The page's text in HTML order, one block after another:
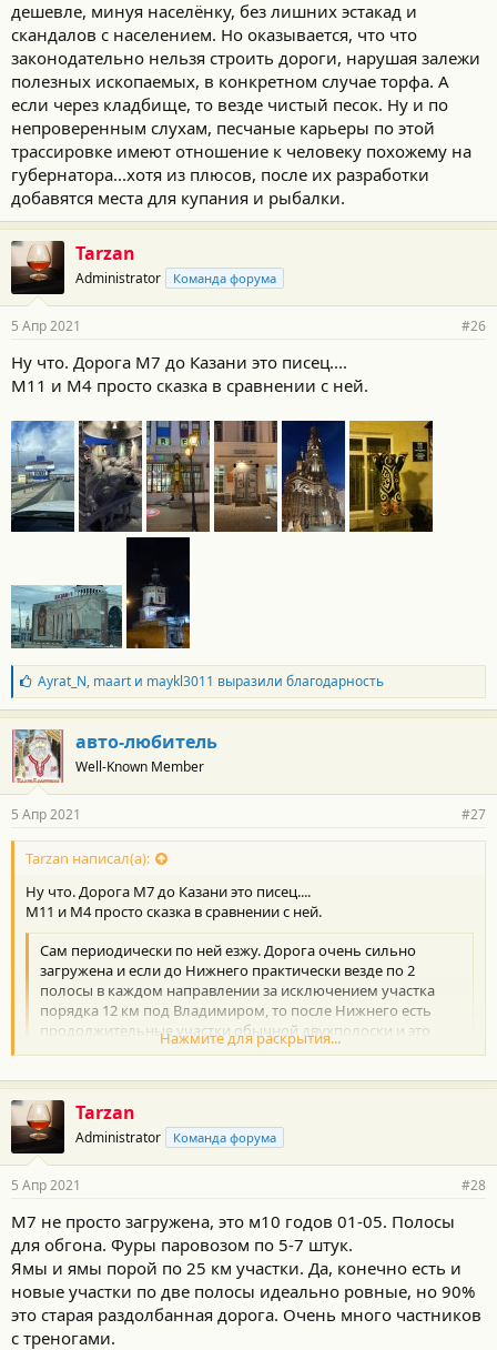
дешевле, минуя населёнку, без лишних эстакад и
скандалов с населением. Но оказывается, что что
законодательно нельзя строить дороги, нарушая залежи
полезных ископаемых, в конкретном случае торфа. А
если через кладбище, то везде чистый песок. Ну и по
непроверенным слухам, песчаные карьеры по этой
трассировке имеют отношение к человеку похожему на
губернатора...хотя из плюсов, после их разработки
добавятся места для купания и рыбалки.
Tarzan
Administrator Команда форума
5 Апр 2021 #26
Ну что. Дорога М7 до Казани это писец....
М11 и М4 просто сказка в сравнении с ней.
Б
л
а
г
о
д
а
н
о
с
и
:
Ayrat_N, maartи maykl3011 выразили благодарность
авто-любитель
Well-Known Member
5 Апр 2021 #27
Tarzan написал(а):
Ну что. Дорога М7 до Казани это писец....
М11 и М4 просто сказка в сравнении с ней.
Сам периодически по ней езжу. Дорога очень сильно
загружена и если до Нижнего практически везде по 2
полосы в каждом направлении за исключением участка
порядка 12 км под Владимиром, то после Нижнего есть
продолжительные участки обычной двухполоски и это
реально жесть. Фуры паровозиком идуи друг за другом, а
встречного потока. А еще зоны ремонтов добавляют
веселья.
По этой причине стараюсь уходить с М7 на местные
дороги. Если еду на юг МО, то после Нижнего ухожу на
Муром, Касимов. Если на север МО, то после Владимира
ухожу на Кольчугино, Александров.
Кострому, так тоже стала хорошей альтернативой М7, пока
свежая после ремонта.
Нажмите для раскрытия...
Tarzan
Administrator Команда форума
5 Апр 2021 #28
М7 не просто загружена, это м10 годов 01-05. Полосы
для обгона. Фуры паровозом по 5-7 штук.
Ямы и ямы порой по 25 км участки. Да, конечно есть и
новые участки по две полосы идеально ровные, но 90%
это старая раздолбанная дорога. Очень много частников
с треногами.